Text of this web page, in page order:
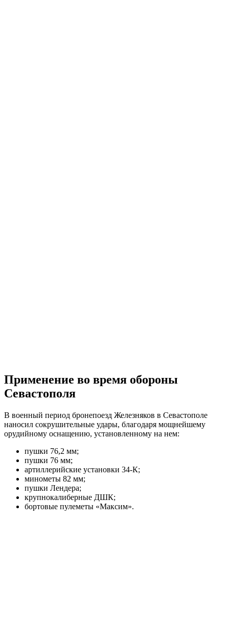
Применение во время обороны
Севастополя
В военный период бронепоезд Железняков в Севастополе
наносил сокрушительные удары, благодаря мощнейшему
орудийному оснащению, установленному на нем:
пушки 76,2 мм;
пушки 76 мм;
артиллерийские установки 34-К;
минометы 82 мм;
пушки Лендера;
крупнокалиберные ДШК;
бортовые пулеметы «Максим».